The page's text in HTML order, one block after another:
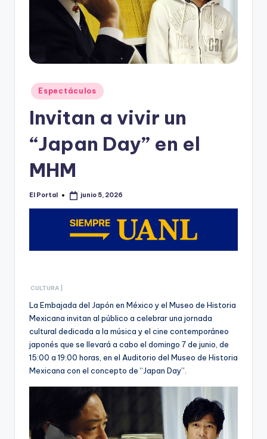
Publicado
en
Espectáculos
Invitan a vivir un
“Japan Day” en el
MHM
Publicado
El Portal junio 5, 2026
CULTURA |
La Embajada del Japón en México y el Museo de Historia
Mexicana invitan al público a celebrar una jornada
cultural dedicada a la música y el cine contemporáneo
japonés que se llevará a cabo el domingo 7 de junio, de
15:00 a 19:00 horas, en el Auditorio del Museo de Historia
Mexicana con el concepto de “Japan Day”.